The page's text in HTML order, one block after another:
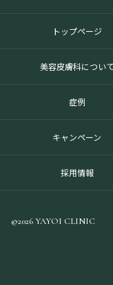
トップページ
美容皮膚科について
症例
キャンペーン
採用情報
©2026 YAYOI CLINIC